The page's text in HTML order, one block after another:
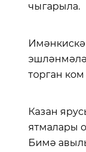
чыгарыла.
торган
Казан
ятмалары
Бимә